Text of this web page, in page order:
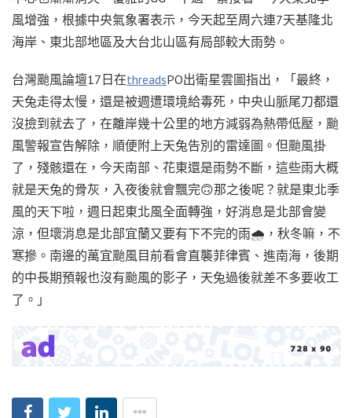
風增強，根據中央氣象署表示，今天起至周六連7天基隆北
海岸、東北部地區及大台北山區有局部較大雨勢。
台灣颱風論壇17日在threadsPO出衛星雲圖指出，「最終，
天兔走得太慢，還是被週遭環境給毒死，中央山脈尾刀都還
沒撿到就去了，在離岸幾十公里的地方減弱為熱帶低壓，颱
風警報宣告解除，順便附上天兔告別的雷達圖。但颱風掛
了，殘骸還在，今天南部、花東還是雨勢不斷，這些雨大概
就是天兔的骨灰，入夜後就會飄完🙃那之後呢？就是東北季
風的天下啦，週日起東北風全面轉強，好消息是北部會變
涼，但壞消息是北部宜蘭又要有下不完的雨🌧️，秋冬嘛，不
寒摻。南邊的萬宜颱風目前看會直襲菲律賓、進南海，後期
的中長期預報也沒有颱風的影子，天兔過後就差不多要收工
了。」